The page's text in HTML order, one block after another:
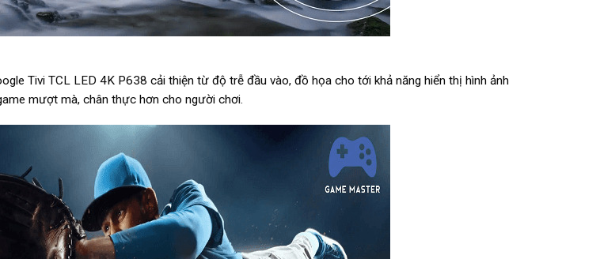
Tivi TCL LED 4K P638 cải thiện từ độ trễ đầu vào, đồ họa cho tới khả năng hiển thị hình ảnh
mượt mà, chân thực hơn cho người chơi.